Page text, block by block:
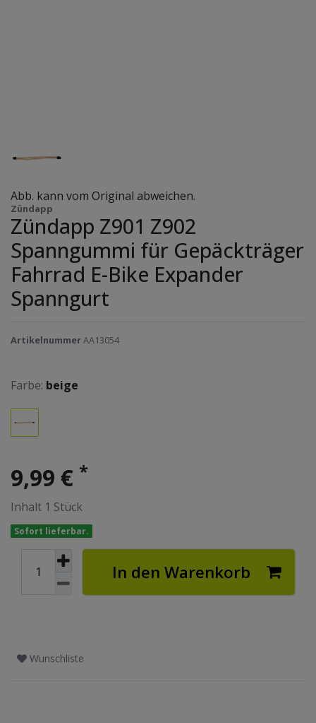
Abb. kann vom Original abweichen.
Zündapp
Zündapp Z901 Z902
Spanngummi für Gepäckträger
Fahrrad E-Bike Expander
Spanngurt
ArtikelnummerAA13054
Farbe: beige
9,99 € *
Inhalt 1 Stück
Sofort lieferbar.
In den Warenkorb
Wunschliste